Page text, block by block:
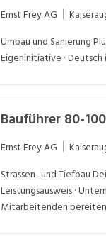
Ernst Frey AG
Umbau und Sanierung
Eigeninitiative ·
Bauführer 80-
Ernst Frey AG
Strassen- und Tiefbau
Leistungsausweis ·
Mitarbeitenden